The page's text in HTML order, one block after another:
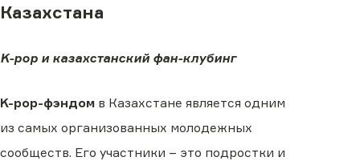
Казахстана
K-pop и казахстанский фан-клубинг
K-pop-фэндом в Казахстане является одним
из самых организованных молодежных
сообществ. Его участники – это подростки и